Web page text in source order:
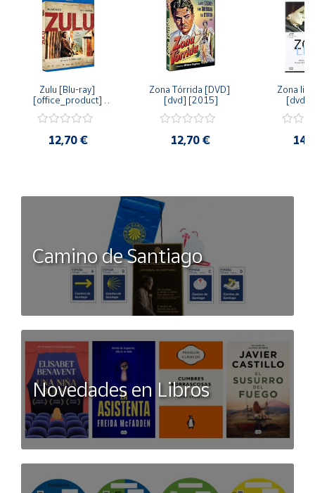
Zulu [Blu-ray]
[office_product]
12,70 €
Zona Tórrida [DVD]
[dvd] [2015]
12,70 €
Zona
[dvd]
Camino de Santiago
Novedades en Libros